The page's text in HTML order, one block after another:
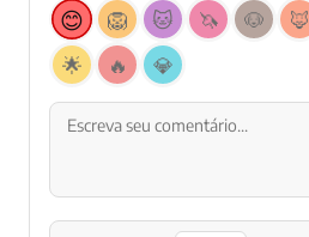
😊 🦁 🐱 🦄 🐶 🦊
🌟
🔥 💎